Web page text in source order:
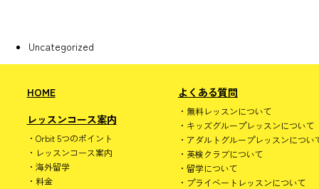
Uncategorized
HOME
レッスンコース案内
Orbit 5つのポイント
レッスンコース案内
海外留学
料金
よくある質問
無料レッスンについて
キッズグループレッスンについて
アダルトグループレッスンについ
英検クラブについて
留学について
プライベートレッスンについて